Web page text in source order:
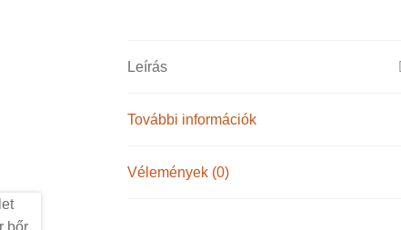
Leírás
További információk
Vélemények (0)